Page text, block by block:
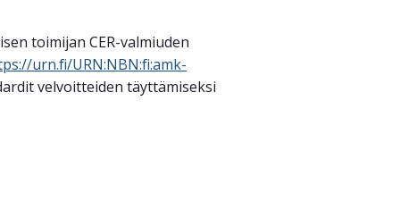
toimijan CER-valmiuden
urn.fi/URN:NBN:fi:amk-
velvoitteiden täyttämiseksi